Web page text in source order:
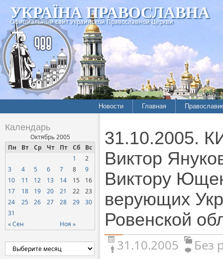
УКРАЇНА ПРАВОСЛАВНА
Официальный сайт Украинской Православной Церкви
Новости Главная
Календарь
Октябрь 2005
Пн
Вт Ср Чт Пт Сб Вс
« Сен Ноя »
1
2
3
4 5 6 7 8
9
10
11 12 13 14 15
16
17
18 19 20 21 22
23
24
25 26 27 28 29
30
31
31.10.2005.
Виктор
Виктору
верующих
Ровенской
31.10.2005
Без